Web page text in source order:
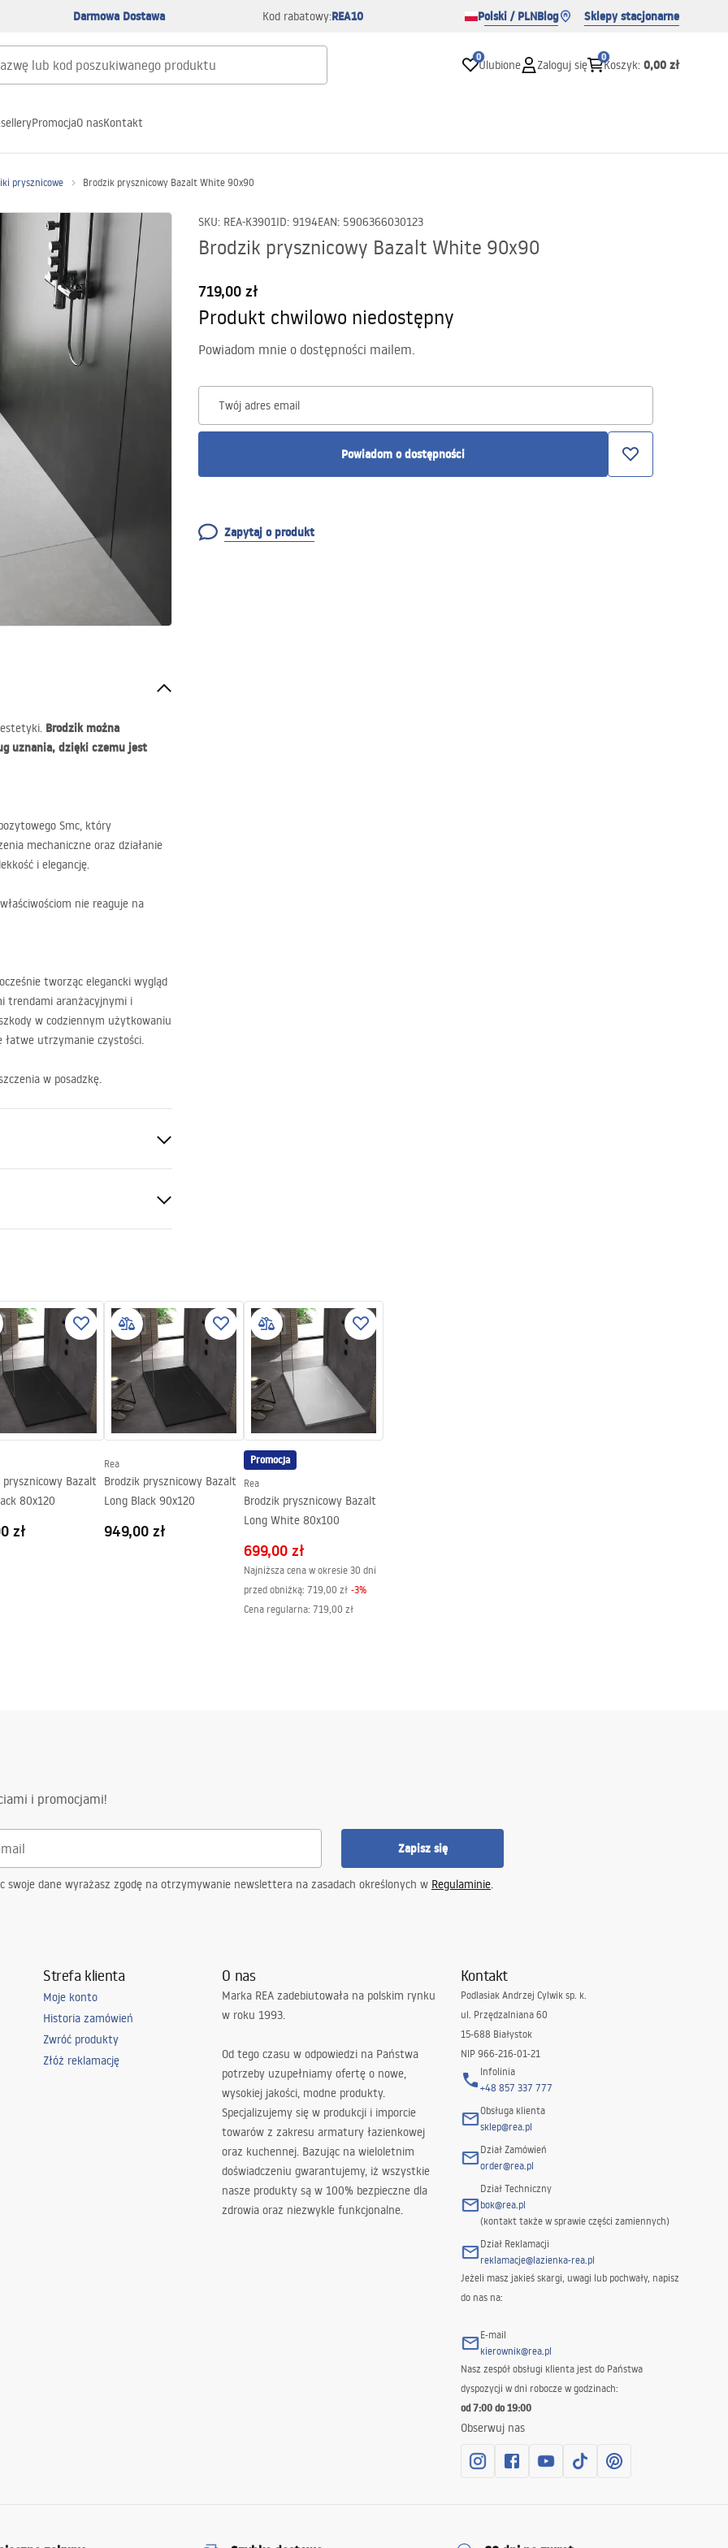
Darmowa Dostawa Kod rabatowy:REA10 Polski / PLNBlog Sklepy stacjonarne
0
Ulubione Zaloguj się
0
Koszyk: 0,00 zł
PromocjaO nasKontakt
prysznicowe Brodzik prysznicowy Bazalt White 90x90
SKU: REA-K3901ID: 9194EAN: 5906366030123
Brodzik prysznicowy Bazalt White 90x90
719,00 zł
Produkt chwilowo niedostępny
Powiadom mnie o dostępności mailem.
Twój adres email
Powiadom o dostępności
Zapytaj o produkt
Brodzik można
uznania, dzięki czemu jest
Smc, który
mechaniczne oraz działanie
i elegancję.
nie reaguje na
tworząc elegancki wygląd
trendami aranżacyjnymi i
w codziennym użytkowaniu
łatwe utrzymanie czystości.
w posadzkę.
Wpuszczany
prysznicowy Bazalt
80x120
zł
Rea
Brodzik prysznicowy Bazalt
Long Black 90x120
949,00 zł
Promocja
Rea
Brodzik prysznicowy Bazalt
Long White 80x100
699,00 zł
Najniższa cena w okresie 30 dni
przed obniżką: 719,00 zł -3%
Cena regularna: 719,00 zł
i promocjami!
Zapisz się
swoje dane wyrażasz zgodę na otrzymywanie newslettera na zasadach określonych w Regulaminie.
Strefa klienta
Moje konto
Historia zamówień
Zwróć produkty
Złóż reklamację
O nas
Marka REA zadebiutowała na polskim rynku
w roku 1993.
Od tego czasu w odpowiedzi na Państwa
potrzeby uzupełniamy ofertę o nowe,
wysokiej jakości, modne produkty.
Specjalizujemy się w produkcji i imporcie
towarów z zakresu armatury łazienkowej
oraz kuchennej. Bazując na wieloletnim
doświadczeniu gwarantujemy, iż wszystkie
nasze produkty są w 100% bezpieczne dla
zdrowia oraz niezwykle funkcjonalne.
Kontakt
Podlasiak Andrzej Cylwik sp. k.
ul. Przędzalniana 60
15-688 Białystok
NIP 966-216-01-21
Infolinia
+48 857 337 777
Obsługa klienta
sklep@rea.pl
Dział Zamówień
order@rea.pl
Dział Techniczny
bok@rea.pl
(kontakt także w sprawie części zamiennych)
Dział Reklamacji
reklamacje@lazienka-rea.pl
Jeżeli masz jakieś skargi, uwagi lub pochwały, napisz
do nas na:
E-mail
kierownik@rea.pl
Nasz zespół obsługi klienta jest do Państwa
dyspozycji w dni robocze w godzinach:
od 7:00 do 19:00
Obserwuj nas